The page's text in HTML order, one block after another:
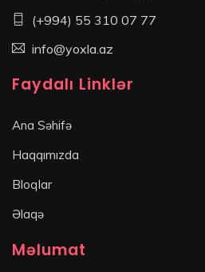
(+994) 55 310 07 77
info@yoxla.az
Faydalı Linklər
Ana Səhifə
Haqqımızda
Bloqlar
Əlaqə
Məlumat